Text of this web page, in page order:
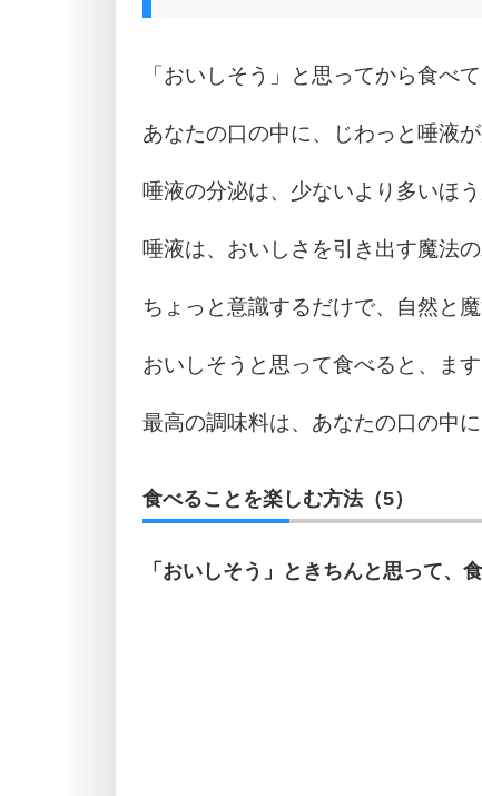
「おいしそう」と思ってから食べて
あなたの口の中に、じわっと唾液が
唾液の分泌は、少ないより多いほう
唾液は、おいしさを引き出す魔法の
ちょっと意識するだけで、自然と
おいしそうと思って食べると、ま
最高の調味料は、あなたの口の中に
食べることを楽しむ方法（5）
「おいしそう」ときちんと思って、